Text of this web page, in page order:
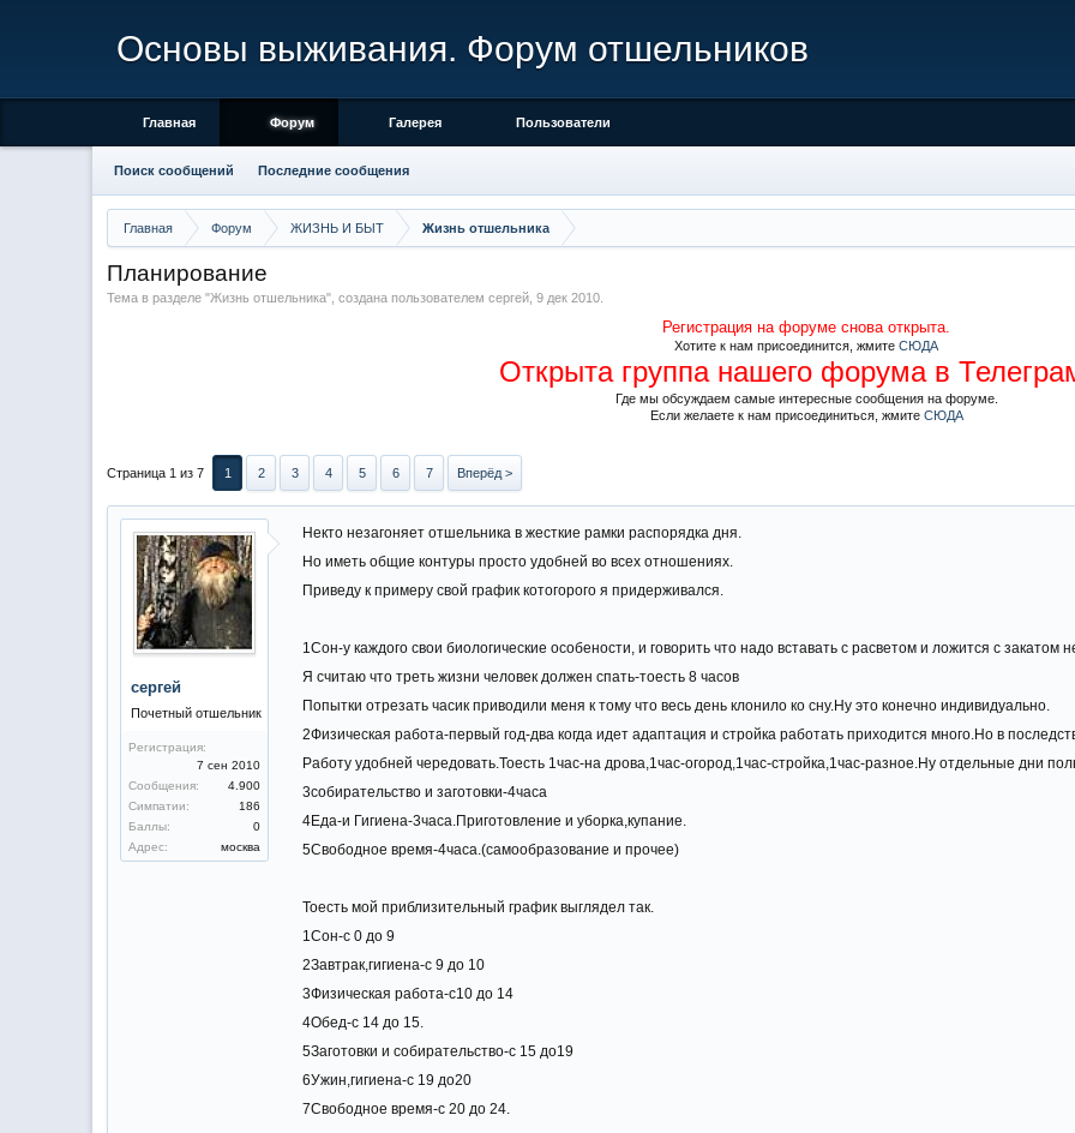
Главная Форум ЖИЗНЬ И БЫТ Жизнь отшельника
Планирование
Тема в разделе "Жизнь отшельника", создана пользователем сергей 9 дек 2010
Регистрация на форуме снова открыта.
Хотите к нам присоединится, жмите СЮДА
Открыта группа нашего форума в
Где мы обсуждаем самые интересные сообщения на форуме.
Если желаете к нам присоединиться, жмите СЮДА
Страница 1 из 7 1 2 3 4 5 6 7 Вперёд >
сергей
Почетный отшельник
Регистрация:
7 сен 2010
Сообщения:
4.900
Симпатии:
186
Баллы:
0
Адрес:
москва
Некто незагоняет отшельника в жесткие рамки распорядка дня.
Но иметь общие контуры просто удобней во всех отношениях.
Приведу к примеру свой график котогорого я придерживался.
1Сон-у каждого свои биологические особености, и говорить что надо вставать с расветом и ложится с закатом
Я считаю что треть жизни человек должен спать-тоесть 8 часов
Попытки отрезать часик приводили меня к тому что весь день клонило ко сну.Ну это конечно индивидуально.
2Физическая работа-первый год-два когда идет адаптация и стройка работать приходится много.Но в
Работу удобней чередовать.Тоесть 1час-на дрова,1час-огород,1час-стройка,1час-разное.Ну отдельные дни
3собирательство и заготовки-4часа
4Еда-и Гигиена-3часа.Приготовление и уборка,купание.
5Свободное время-4часа.(самообразование и прочее)
Тоесть мой приблизительный график выглядел так.
1Сон-с 0 до 9
2Завтрак,гигиена-с 9 до 10
3Физическая работа-с10 до 14
4Обед-с 14 до 15.
5Заготовки и собирательство-с 15 до19
6Ужин,гигиена-с 19 до20
7Свободное время-с 20 до 24.
Основы выживания. Форум отшельников
Главная Форум
Поиск сообщений Последние сообщения
Галерея Пользователи